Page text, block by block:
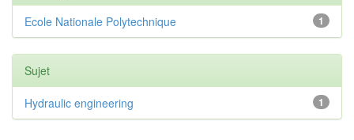
1
Ecole Nationale Polytechnique
Sujet
1
Hydraulic engineering